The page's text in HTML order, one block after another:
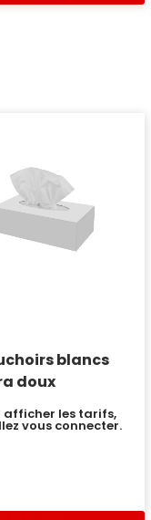
blancs
doux
afficher les tarifs,
vous connecter.